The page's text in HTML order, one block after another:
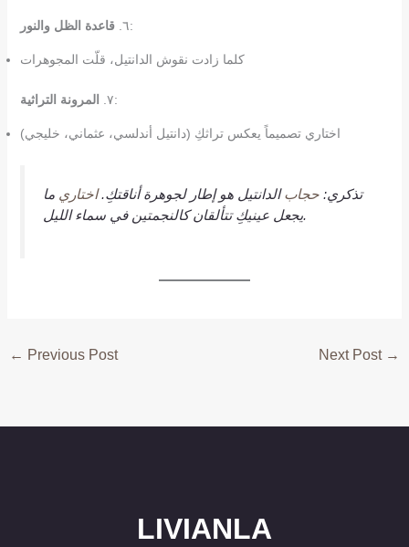
٦. قاعدة الظل والنور :
كلما زادت نقوش الدانتيل، قلّت المجوهرات
٧. المرونة التراثية :
اختاري تصميماً يعكس تراثكِ (دانتيل أندلسي، عثماني، خليجي)
تذكري:حجابالدانتيل هو إطار لجوهرة أناقتكِ.اختاريما
يجعل عينيكِ تتألقان كالنجمتين في سماء الليل.
← Previous Post Next Post →
LIVIANLA